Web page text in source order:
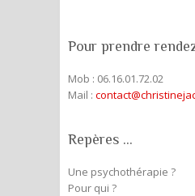
Pour prendre
Mob : 06.16.01.72.02
Mail :
Repères …
Une psychothérapie ?
Pour qui ?